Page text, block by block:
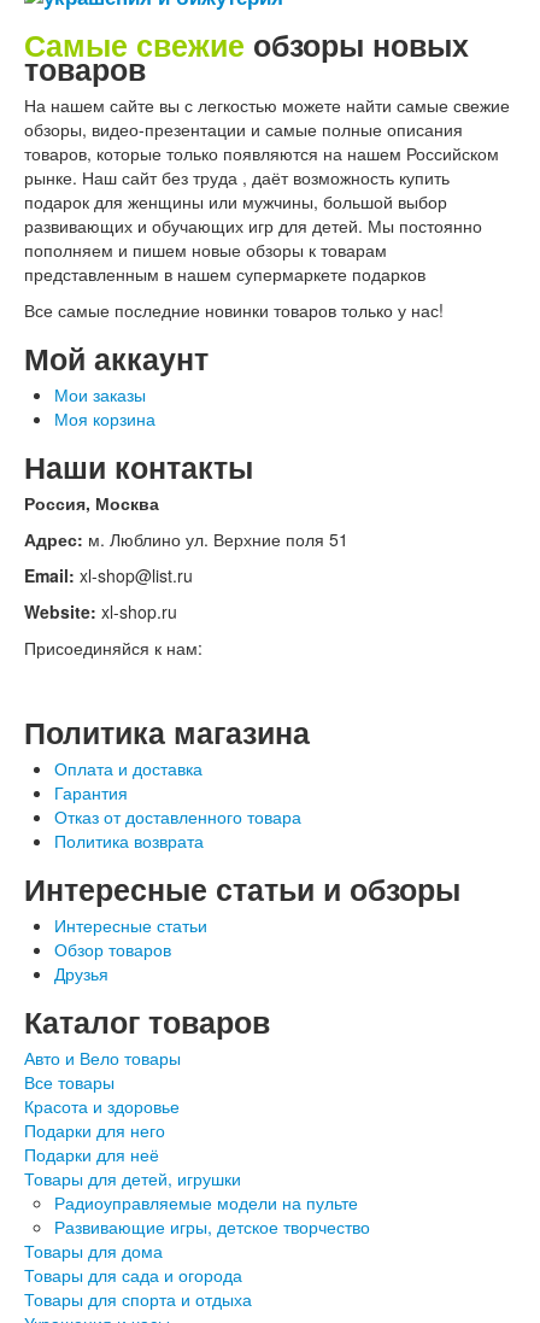
Самые свежие обзоры новых
товаров
На нашем сайте вы с легкостью можете найти самые свежие
обзоры, видео-презентации и самые полные описания
товаров, которые только появляются на нашем Российском
рынке. Наш сайт без труда , даёт возможность купить
подарок для женщины или мужчины, большой выбор
развивающих и обучающих игр для детей. Мы постоянно
пополняем и пишем новые обзоры к товарам
представленным в нашем супермаркете подарков
Все самые последние новинки товаров только у нас!
Мой аккаунт
Мои заказы
Моя корзина
Наши контакты
Россия, Москва
Адрес: м. Люблино ул. Верхние поля 51
Email: xl-shop@list.ru
Website: xl-shop.ru
Присоединяйся к нам:
Политика магазина
Оплата и доставка
Гарантия
Отказ от доставленного товара
Политика возврата
Интересные статьи и обзоры
Интересные статьи
Обзор товаров
Друзья
Каталог товаров
Авто и Вело товары
Все товары
Красота и здоровье
Подарки для него
Подарки для неё
Товары для детей, игрушки
Радиоуправляемые модели на пульте
Развивающие игры, детское творчество
Товары для дома
Товары для сада и огорода
Товары для спорта и отдыха